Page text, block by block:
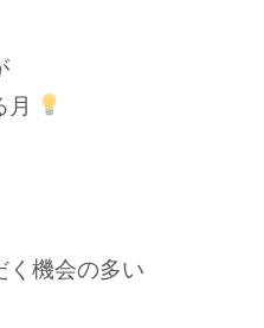
月
く機会の多い